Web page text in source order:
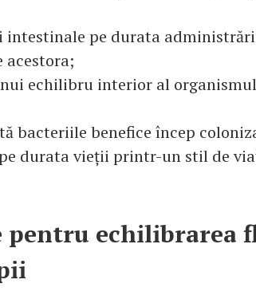
pe durata
acestora;
echilibru interior al
bacteriile benefice încep
durata vieții printr-un stil de
pentru echilibrarea